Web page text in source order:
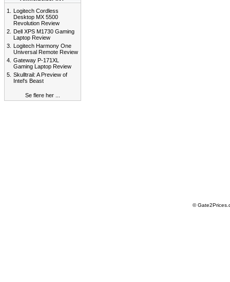
1.
Logitech Cordless
Desktop MX 5500
Revolution Review
2. Dell XPS M1730 Gaming
Laptop Review
3. Logitech Harmony One
Universal Remote Review
4. Gateway P-171XL
Gaming Laptop Review
5. Skulltrail: A Preview of
Intel's Beast
Se flere her ...
©